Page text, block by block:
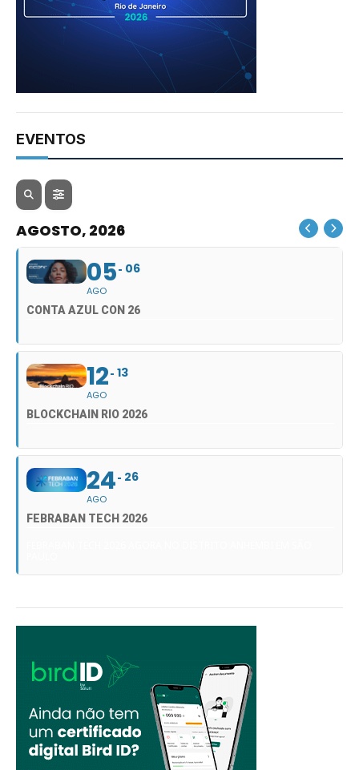
EVENTOS
AGOSTO, 2026
05
AGO
06
CONTA AZUL CON 26
12
AGO
13
BLOCKCHAIN RIO 2026
24
AGO
26
FEBRABAN TECH 2026